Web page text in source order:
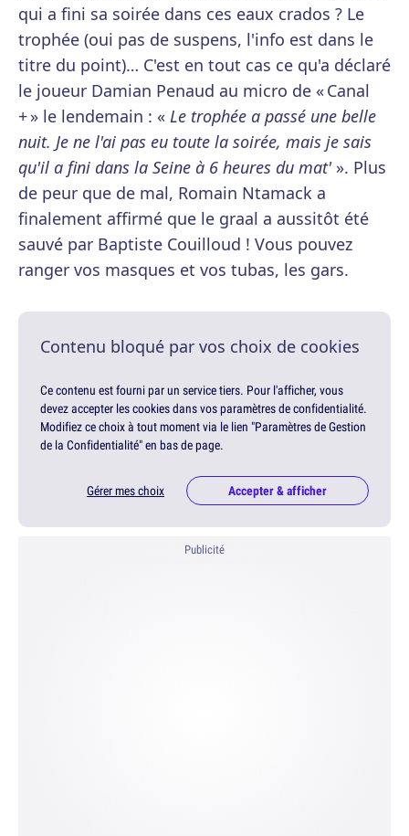
qui a fini sa soirée dans ces eaux crados ? Le
trophée (oui pas de suspens, l'info est dans le
titre du point)… C'est en tout cas ce qu'a déclaré
le joueur Damian Penaud au micro de « Canal
+ » le lendemain : « Le trophée a passé une belle
nuit. Je ne l'ai pas eu toute la soirée, mais je sais
qu'il a fini dans la Seine à 6 heures du mat'». Plus
de peur que de mal, Romain Ntamack a
finalement affirmé que le graal a aussitôt été
sauvé par Baptiste Couilloud ! Vous pouvez
ranger vos masques et vos tubas, les gars.
Contenu bloqué par vos choix de cookies
Ce contenu est fourni par un service tiers. Pour l'afficher, vous
devez accepter les cookies dans vos paramètres de confidentialité.
Modifiez ce choix à tout moment via le lien "Paramètres de Gestion
de la Confidentialité" en bas de page.
Gérer mes choix Accepter & afficher
Publicité